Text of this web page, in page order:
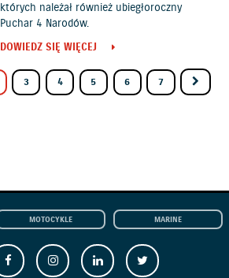
których należał również ubiegłoroczny
Puchar 4 Narodów.
DOWIEDZ SIĘ WIĘCEJ
3 4 5 6 7
MOTOCYKLE MARINE